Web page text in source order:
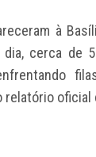
à
dia, cerca de
oficial